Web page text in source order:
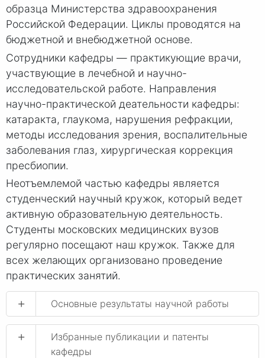
образца Министерства здравоохранения
Российской Федерации. Циклы проводятся на
бюджетной и внебюджетной основе.
Сотрудники кафедры — практикующие врачи,
участвующие в лечебной и научно-
исследовательской работе. Направления
научно-практической деательности кафедры:
катаракта, глаукома, нарушения рефракции,
методы исследования зрения, воспалительные
заболевания глаз, хирургическая коррекция
пресбиопии.
Неотъемлемой частью кафедры является
студенческий научный кружок, который ведет
активную образовательную деятельность.
Студенты московских медицинских вузов
регулярно посещают наш кружок. Также для
всех желающих организовано проведение
практических занятий.
+ Основные результаты научной работы
+
Избранные публикации и патенты
кафедры